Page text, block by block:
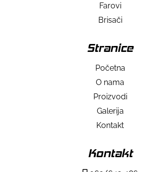
Farovi
Brisači
Stranice
Početna
O nama
Proizvodi
Galerija
Kontakt
Kontakt